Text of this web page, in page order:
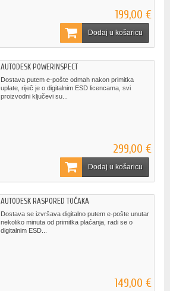
199,00 €
Dodaj u košaricu
AUTODESK POWERINSPECT
Dostava putem e-pošte odmah nakon primitka
uplate, riječ je o digitalnim ESD licencama, svi
proizvodni ključevi su...
299,00 €
Dodaj u košaricu
AUTODESK RASPORED TOČAKA
Dostava se izvršava digitalno putem e-pošte unutar
nekoliko minuta od primitka plaćanja, radi se o
digitalnim ESD...
149,00 €